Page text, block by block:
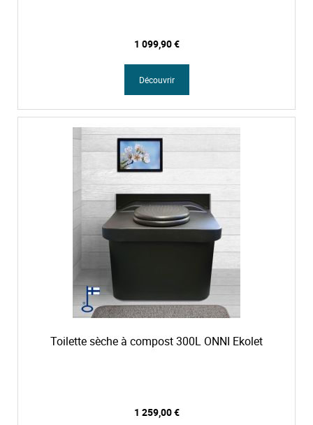
1 099,90 €
Découvrir
Toilette sèche à compost 300L ONNI Ekolet
1 259,00 €